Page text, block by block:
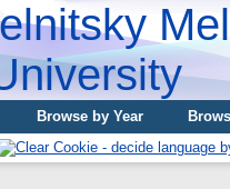
Browse by Year